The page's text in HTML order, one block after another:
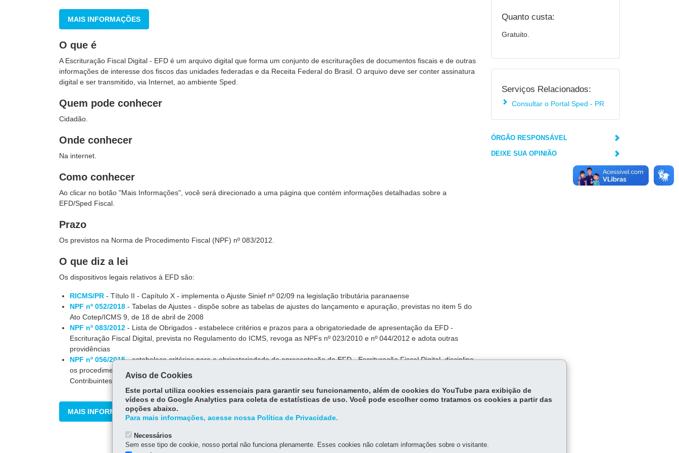
MAIS INFORMAÇÕES
O que é
A Escrituração Fiscal Digital - EFD é um arquivo digital que forma um conjunto de escriturações de documentos fiscais e de outras
informações de interesse dos fiscos das unidades federadas e da Receita Federal do Brasil. O arquivo deve ser conter assinatura
digital e ser transmitido, via Internet, ao ambiente Sped.
Quem pode conhecer
Cidadão.
Onde conhecer
Na internet.
Como conhecer
Ao clicar no botão "Mais Informações", você será direcionado a uma página que contém informações detalhadas sobre a
EFD/Sped Fiscal.
Prazo
Os previstos na Norma de Procedimento Fiscal (NPF) nº 083/2012.
O que diz a lei
Os dispositivos legais relativos à EFD são:
RICMS/PR - Título II - Capítulo X - implementa o Ajuste Sinief nº 02/09 na legislação tributária paranaense
NPF nº 052/2018 - Tabelas de Ajustes - dispõe sobre as tabelas de ajustes do lançamento e apuração, previstas no item 5 do
Ato Cotep/ICMS 9, de 18 de abril de 2008
NPF nº 083/2012 - Lista de Obrigados - estabelece critérios e prazos para a obrigatoriedade de apresentação da EFD -
Escrituração Fiscal Digital, prevista no Regulamento do ICMS, revoga as NPFs nº 023/2010 e nº 044/2012 e adota outras
providências
NPF nº 056/2015- estabelece critérios para a obrigatoriedade de apresentação da EFD - Escrituração Fiscal Digital, disciplina
os procedimentos relativos a informação e apuração do ICMS para os contribuintes inscritos e ativos no Cadastro de
Contribuintes do ICMS - CAD/ICMS do Estado do Paraná e revoga as NPFs nº 083/2012 e nº 044/2013
MAIS INFORMAÇÕES
Quanto custa:
Gratuito.
Serviços Relacionados:
Consultar o Portal Sped - PR
ÓRGÃO RESPONSÁVEL
DEIXE SUA OPINIÃO
Aviso de Cookies
Este portal utiliza cookies essenciais para garantir seu funcionamento, além de cookies do YouTube para exibição de
vídeos e do Google Analytics para coleta de estatísticas de uso. Você pode escolher como tratamos os cookies a partir das
opções abaixo.
Para mais informações, acesse nossa Política de Privacidade.
Necessários
Sem esse tipo de cookie, nosso portal não funciona plenamente. Esses cookies não coletam informações sobre o visitante.